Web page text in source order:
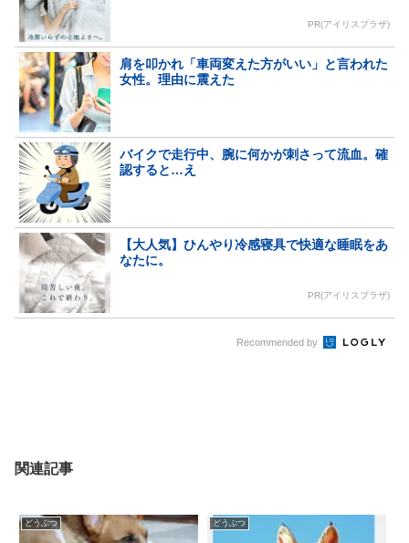
PR(アイリスプラザ)
肩を叩かれ「車両変えた方がいい」と言われた
女性。理由に震えた
バイクで走行中、腕に何かが刺さって流血。確
認すると…え
【大人気】ひんやり冷感寝具で快適な睡眠をあ
なたに。
PR(アイリスプラザ)
Recommended by
関連記事
どうぶつ どうぶつ